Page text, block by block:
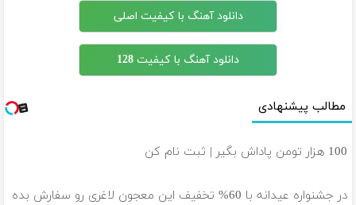
دانلود آهنگ با کیفیت اصلی
دانلود آهنگ با کیفیت 128
مطالب پیشنهادی
100 هزار تومن پاداش بگیر | ثبت نام کن
در جشنواره عیدانه با 60% تخفیف این معجون لاغری رو سفارش بده